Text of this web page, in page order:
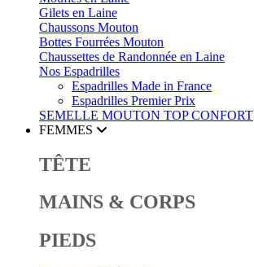
Gilets en Laine
Chaussons Mouton
Bottes Fourrées Mouton
Chaussettes de Randonnée en Laine
Nos Espadrilles
Espadrilles Made in France
Espadrilles Premier Prix
SEMELLE MOUTON TOP CONFORT
FEMMES
TÊTE
MAINS & CORPS
PIEDS